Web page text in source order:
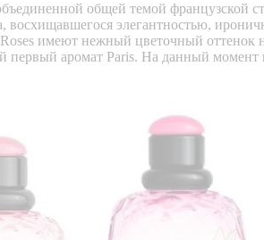
общей темой французской
элегантностью,
имеют нежный цветочный
аромат Paris. На данный момент